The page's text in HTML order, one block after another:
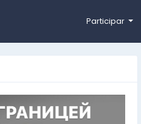
Participar